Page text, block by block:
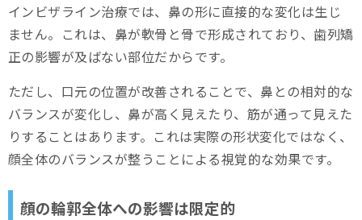
インビザライン治療では、鼻の形に直接的な変化は生じ
ません。これは、鼻が軟骨と骨で形成されており、歯列矯
正の影響が及ばない部位だからです。
ただし、口元の位置が改善されることで、鼻との相対的な
バランスが変化し、鼻が高く見えたり、筋が通って見えた
りすることはあります。これは実際の形状変化ではなく、
顔全体のバランスが整うことによる視覚的な効果です。
顔の輪郭全体への影響は限定的